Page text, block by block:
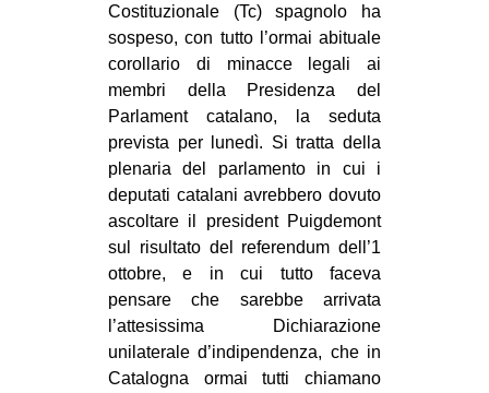
CULTURE
ARTE
CINEMA
MANIFESTI
MUSICA
INTERNAZIONALE
AMERICHE
ESTREMO ORIENTE
Costituzionale (Tc) spagnolo ha
sospeso, con tutto l’ormai abituale
corollario di minacce legali ai
membri della Presidenza del
Parlament catalano, la seduta
prevista per lunedì. Si tratta della
plenaria del parlamento in cui i
deputati catalani avrebbero dovuto
ascoltare il president Puigdemont
sul risultato del referendum dell’1
ottobre, e in cui tutto faceva
pensare che sarebbe arrivata
l’attesissima Dichiarazione
unilaterale d’indipendenza, che in
Catalogna ormai tutti chiamano